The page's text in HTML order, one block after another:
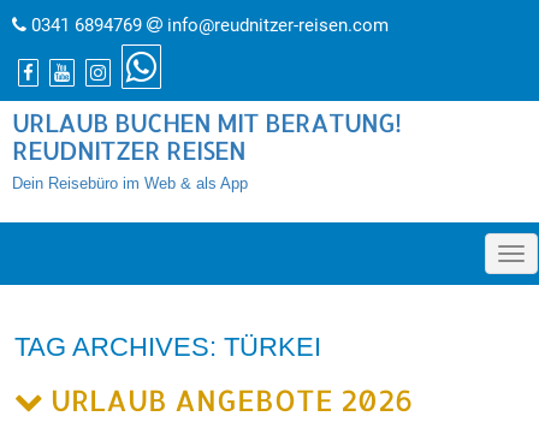
0341 6894769 info@reudnitzer-reisen.com
URLAUB BUCHEN MIT BERATUNG!
REUDNITZER REISEN
Dein Reisebüro im Web & als App
»
TAG ARCHIVES: TÜRKEI
URLAUB ANGEBOTE 2026